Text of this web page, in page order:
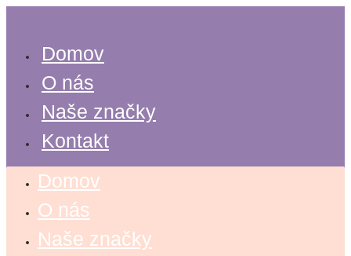
Preskočiť
Domov
O nás
Naše značky
Kontakt
Domov
O nás
Naše značky